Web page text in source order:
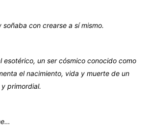
soñaba con crearse a sí mismo.
esotérico, un ser cósmico conocido como
el nacimiento, vida y muerte de un
primordial.